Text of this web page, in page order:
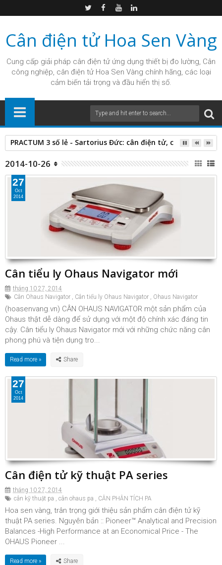
Cân điện tử Hoa Sen Vàng
Cung cấp giải pháp cân điện tử ứng dụng thiết bị đo lường, Cân
công nghiệp, cân điện tử Hoa Sen Vàng chính hãng, các loại
cảm biến tải trọng và đầu hiển thị số.
PRACTUM 3 số lẻ - Sartorius Đức: cân điện tử, cân vàng,
2014-10-26
Cân tiểu ly Ohaus Navigator mới
tháng 10 27, 2014
Cân Ohaus Navigator , Cân tiểu ly Ohaus Navigator , Ohaus Navigator
(hoasenvang.vn) CÂN OHAUS NAVIGATOR một sản phẩm của
Ohaus thật dễ dàng để sử dụng với một độ chính xác đáng tin
cậy. Cân tiểu ly Ohaus Navigator mới với những chức năng cân
phong phú và tiện dụng tro...
Read more »
27
Oct
2014
Cân điện tử kỹ thuật PA series
tháng 10 27, 2014
cân kỹ thuật pa , cân ohaus pa , CÂN PHÂN TÍCH PA
Hoa sen vàng, trân trọng giới thiệu sản phẩm cân điện tử kỹ
thuật PA series. Nguyên bản :: Pioneer™ Analytical and Precision
Balances -High Performance at an Economical Price - The
OHAUS Pioneer ...
Read more »
27
Oct
2014